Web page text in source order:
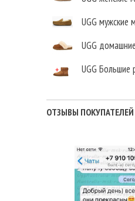
UGG мужские
UGG домашние
UGG Большие
ОТЗЫВЫ ПОКУПАТЕЛЕЙ